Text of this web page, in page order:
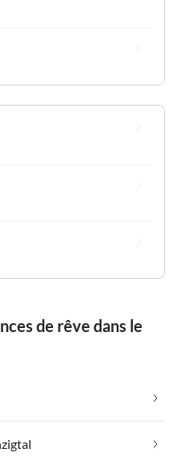
de rêve dans le